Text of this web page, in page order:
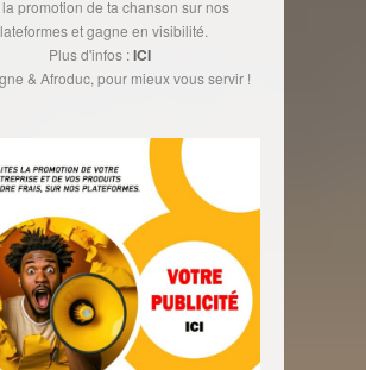
la promotion de ta chanson sur nos
et gagne en visibilité.
Plus d'infos :ICI
& Afroduc, pour mieux vous servir !